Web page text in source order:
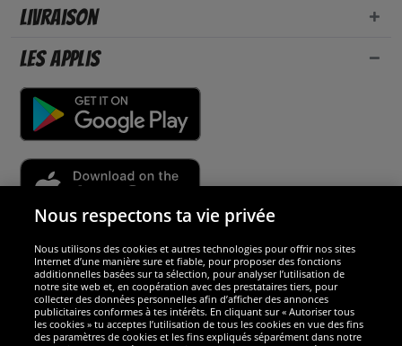
Livraison
Les applis
Sécurité
Nous sommes excellents
Nous respectons ta vie privée
Nous utilisons des cookies et autres technologies pour offrir nos sites
Internet d’une manière sure et fiable, pour proposer des fonctions
additionnelles basées sur ta sélection, pour analyser l’utilisation de
notre site web et, en coopération avec des prestataires tiers, pour
collecter des données personnelles afin d’afficher des annonces
publicitaires conformes à tes intérêts. En cliquant sur « Autoriser tous
les cookies » tu acceptes l’utilisation de tous les cookies en vue des fins
des paramètres de cookies et les fins expliqués séparément dans notre